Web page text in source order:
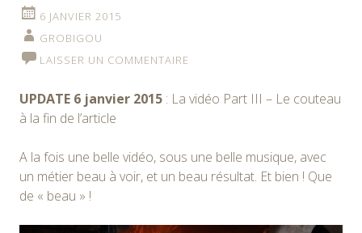
6 JANVIER 2015
GROBIGOU
LAISSER UN COMMENTAIRE
UPDATE 6 janvier 2015 : La vidéo Part III – Le couteau
à la fin de l’article
A la fois une belle vidéo, sous une belle musique, avec
un métier beau à voir, et un beau résultat. Et bien ! Que
de « beau » !